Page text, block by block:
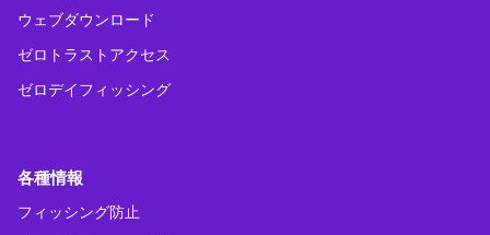
ウェブダウンロード
ゼロトラストアクセス
ゼロデイフィッシング
各種情報
フィッシング防止